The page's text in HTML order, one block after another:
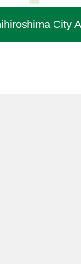
City